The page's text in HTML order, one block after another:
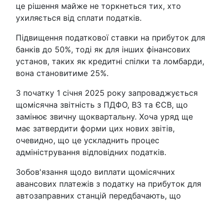
це рішення майже не торкнеться тих, хто
ухиляється від сплати податків.
Підвищення податкової ставки на прибуток для
банків до 50%, тоді як для інших фінансових
установ, таких як кредитні спілки та ломбарди,
вона становитиме 25%.
З початку 1 січня 2025 року запроваджується
щомісячна звітність з ПДФО, ВЗ та ЄСВ, що
замінює звичну щоквартальну. Хоча уряд ще
має затвердити форми цих нових звітів,
очевидно, що це ускладнить процес
адміністрування відповідних податків.
Зобов'язання щодо виплати щомісячних
авансових платежів з податку на прибуток для
автозаправних станцій передбачають, що